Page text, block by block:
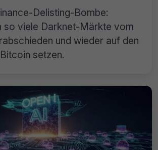
Delisting-Bombe:
so viele Darknet-Märkte vom
und wieder auf den
setzen.